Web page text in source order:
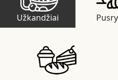
Užkandžiai